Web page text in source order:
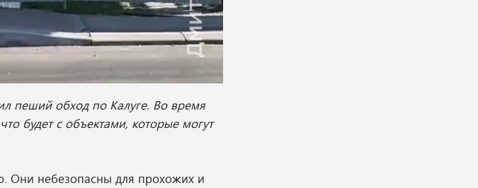
пеший обход по Калуге. Во время
будет с объектами, которые могут
Они небезопасны для прохожих и